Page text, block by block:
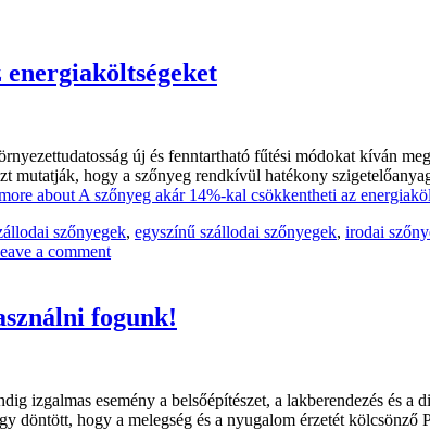
új és fenntartható fűtési módokat kíván
mutatják, hogy a szőnyeg rendkívül hatékony
about A szőnyeg akár 14%-kal csökkentheti az
szőnyegek, egyszínű szállodai szőnyegek, irodai
a comment
fogunk!
izgalmas esemény a belsőépítészet, a lakberendezés és
döntött, hogy a melegség és a nyugalom érzetét